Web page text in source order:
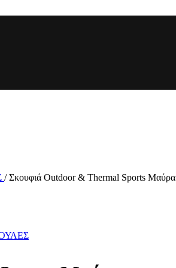
/ Σκουφιά Outdoor & Thermal Sports Μαύρα